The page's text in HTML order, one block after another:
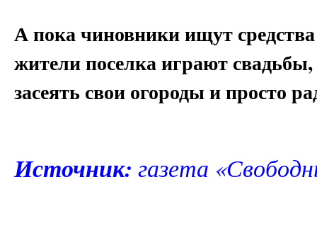
А пока чиновники ищут
жители поселка играют
засеять свои огороды и просто
Источник: газета